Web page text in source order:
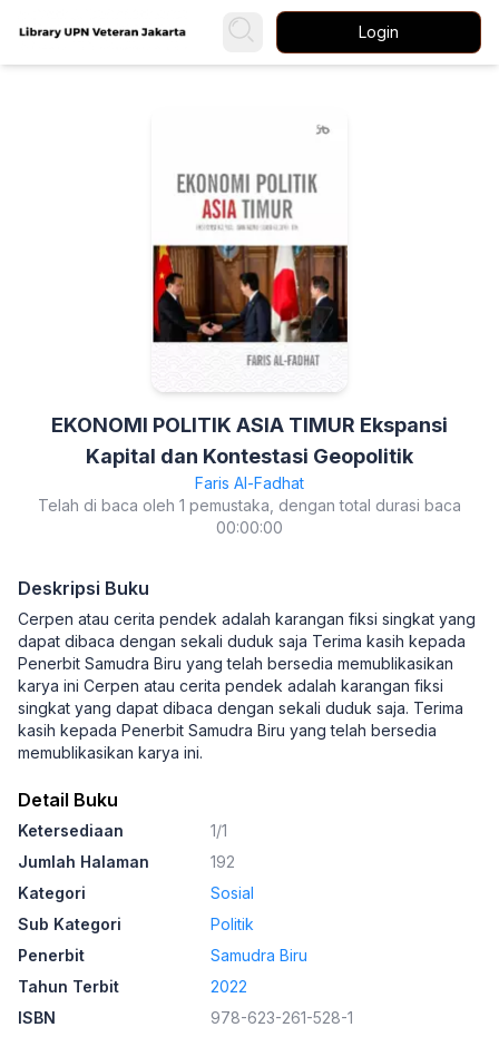
Login
EKONOMI POLITIK ASIA TIMUR Ekspansi
Kapital dan Kontestasi Geopolitik
Faris Al-Fadhat
Telah di baca oleh 1 pemustaka, dengan total durasi baca
00:00:00
Deskripsi Buku
Cerpen atau cerita pendek adalah karangan fiksi singkat yang
dapat dibaca dengan sekali duduk saja Terima kasih kepada
Penerbit Samudra Biru yang telah bersedia memublikasikan
karya ini Cerpen atau cerita pendek adalah karangan fiksi
singkat yang dapat dibaca dengan sekali duduk saja. Terima
kasih kepada Penerbit Samudra Biru yang telah bersedia
memublikasikan karya ini.
Detail Buku
Ketersediaan
1/1
Jumlah Halaman
192
Kategori
Sosial
Sub Kategori
Politik
Penerbit
Samudra Biru
Tahun Terbit
2022
ISBN
978-623-261-528-1